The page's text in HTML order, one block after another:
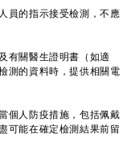
的指示接受檢測，不應
關醫生證明書（如適
測的資料時，提供相關電
人防疫措施，包括佩戴
可能在確定檢測結果前留